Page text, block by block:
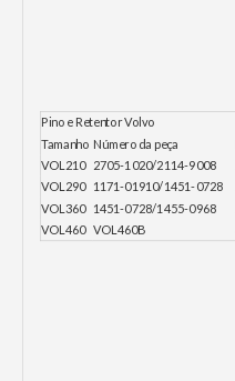
Pino e Retentor Volvo
Tamanho Número da peça
VOL210 2705-1020/2114-9008
VOL290 1171-01910/1451-0728
VOL360 1451-0728/1455-0968
VOL460 VOL460B